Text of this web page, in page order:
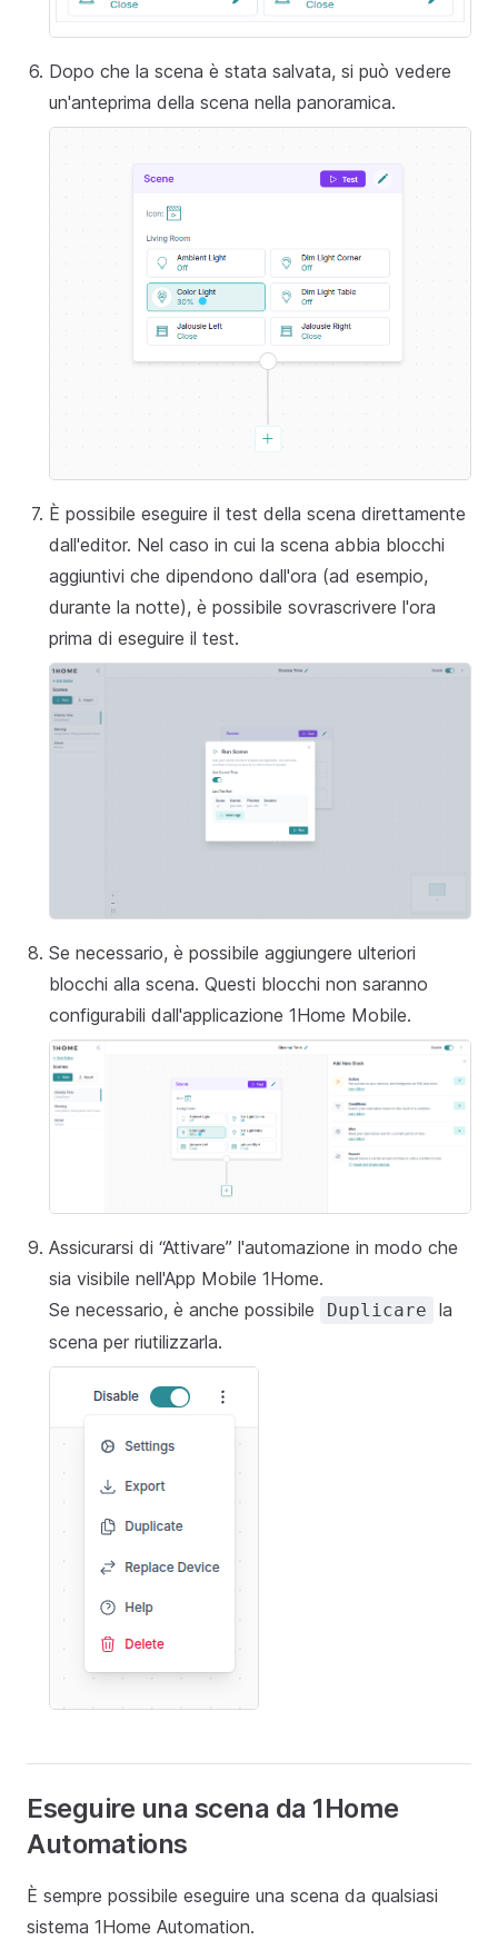
Dopo che la scena è stata salvata, si può vedere
un'anteprima della scena nella panoramica.
È possibile eseguire il test della scena direttamente
dall'editor. Nel caso in cui la scena abbia blocchi
aggiuntivi che dipendono dall'ora (ad esempio,
durante la notte), è possibile sovrascrivere l'ora
prima di eseguire il test.
Se necessario, è possibile aggiungere ulteriori
blocchi alla scena. Questi blocchi non saranno
configurabili dall'applicazione 1Home Mobile.
Assicurarsi di “Attivare” l'automazione in modo che
sia visibile nell'App Mobile 1Home.
Se necessario, è anche possibile
Duplicare
la
scena per riutilizzarla.
Eseguire una scena da 1Home
Automations
È sempre possibile eseguire una scena da qualsiasi
sistema 1Home Automation.